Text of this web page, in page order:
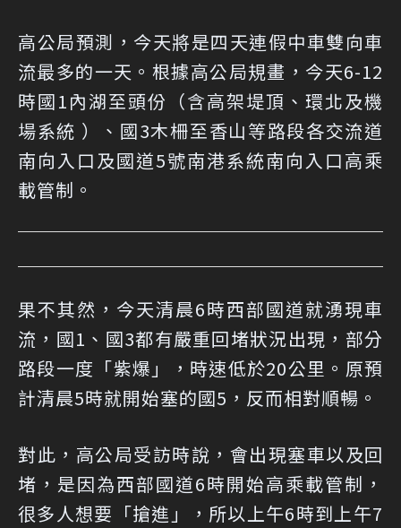
高公局預測，今天將是四天連假中車雙向車
流最多的一天。根據高公局規畫，今天6-12
時國1內湖至頭份（含高架堤頂、環北及機
場系統 ）、國3木柵至香山等路段各交流道
南向入口及國道5號南港系統南向入口高乘
載管制。
果不其然，今天清晨6時西部國道就湧現車
流，國1、國3都有嚴重回堵狀況出現，部分
路段一度「紫爆」，時速低於20公里。原預
計清晨5時就開始塞的國5，反而相對順暢。
對此，高公局受訪時說，會出現塞車以及回
堵，是因為西部國道6時開始高乘載管制，
很多人想要「搶進」，所以上午6時到上午7